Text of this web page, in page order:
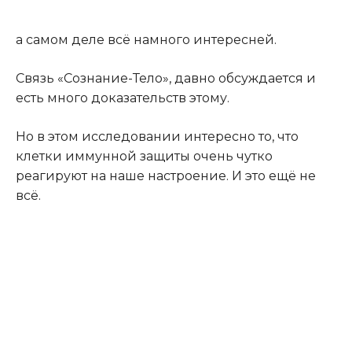
а самом деле всё намного интересней.
Связь «Сознание-Тело», давно обсуждается и
есть много доказательств этому.
Но в этом исследовании интересно то, что
клетки иммунной защиты очень чутко
реагируют на наше настроение. И это ещё не
всё.